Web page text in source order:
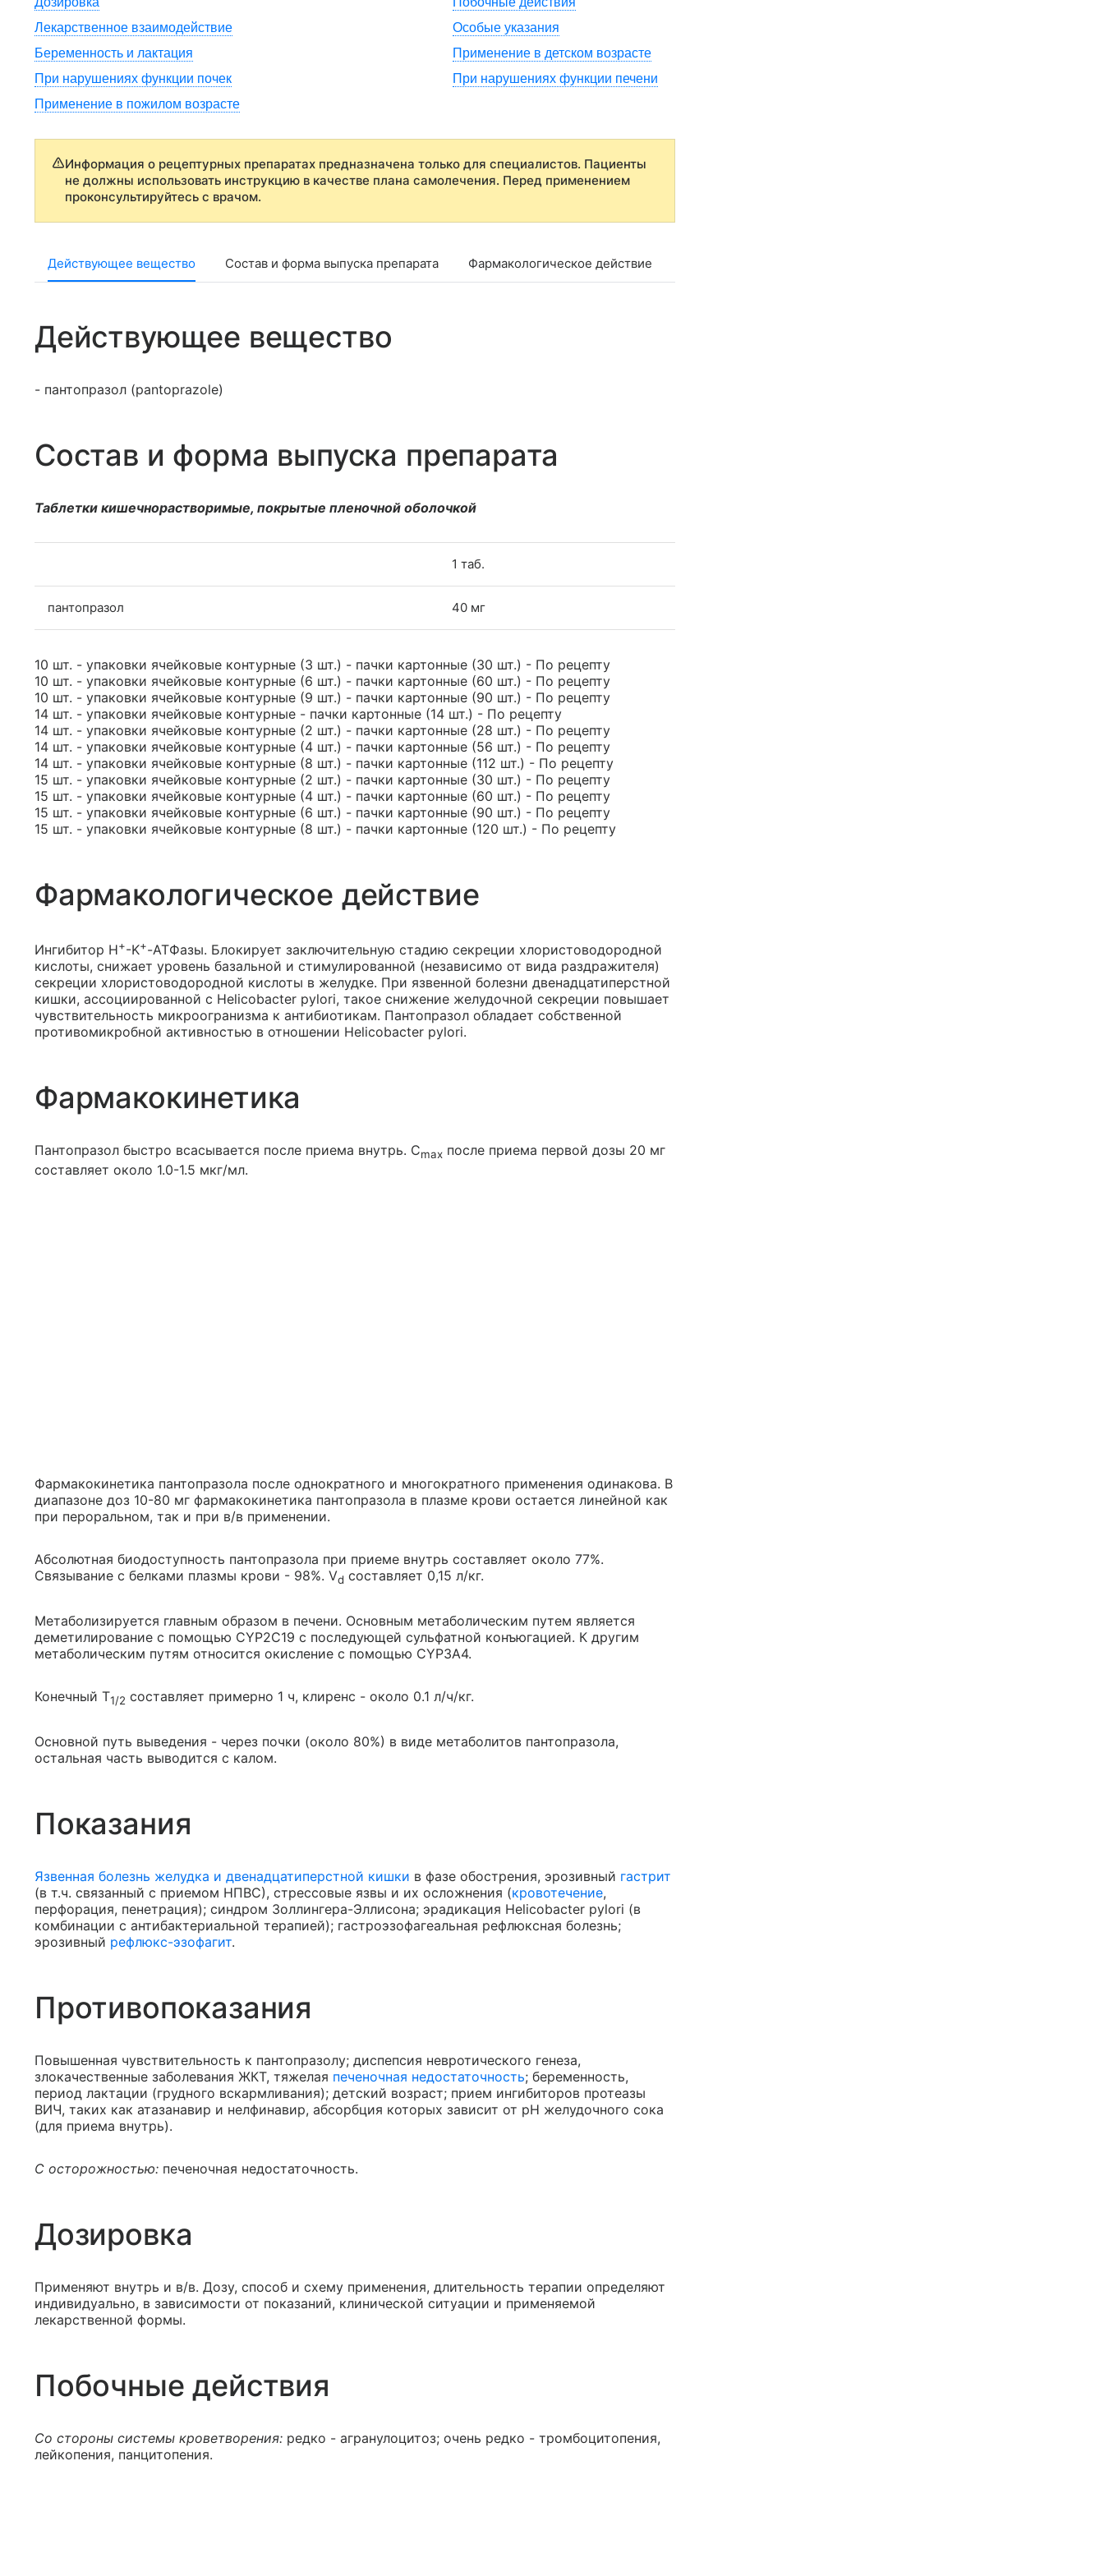
Лекарственное взаимодействие
Особые указания
Беременность и лактация
Применение в детском возрасте
При нарушениях функции почек
При нарушениях функции печени
Применение в пожилом возрасте
Информация о рецептурных препаратах предназначена только для специалистов. Пациенты
не должны использовать инструкцию в качестве плана самолечения. Перед применением
проконсультируйтесь с врачом.
Действующее вещество Состав и форма выпуска препарата Фармакологическое действие
Действующее вещество
- пантопразол (pantoprazole)
Состав и форма выпуска препарата
Таблетки кишечнорастворимые, покрытые пленочной оболочкой
1 таб.
пантопразол 40 мг
10 шт. - упаковки ячейковые контурные (3 шт.) - пачки картонные (30 шт.) - По рецепту
10 шт. - упаковки ячейковые контурные (6 шт.) - пачки картонные (60 шт.) - По рецепту
10 шт. - упаковки ячейковые контурные (9 шт.) - пачки картонные (90 шт.) - По рецепту
14 шт. - упаковки ячейковые контурные - пачки картонные (14 шт.) - По рецепту
14 шт. - упаковки ячейковые контурные (2 шт.) - пачки картонные (28 шт.) - По рецепту
14 шт. - упаковки ячейковые контурные (4 шт.) - пачки картонные (56 шт.) - По рецепту
14 шт. - упаковки ячейковые контурные (8 шт.) - пачки картонные (112 шт.) - По рецепту
15 шт. - упаковки ячейковые контурные (2 шт.) - пачки картонные (30 шт.) - По рецепту
15 шт. - упаковки ячейковые контурные (4 шт.) - пачки картонные (60 шт.) - По рецепту
15 шт. - упаковки ячейковые контурные (6 шт.) - пачки картонные (90 шт.) - По рецепту
15 шт. - упаковки ячейковые контурные (8 шт.) - пачки картонные (120 шт.) - По рецепту
Фармакологическое действие
Ингибитор H+-K+-АТФазы. Блокирует заключительную стадию секреции хлористоводородной
кислоты, снижает уровень базальной и стимулированной (независимо от вида раздражителя)
секреции хлористоводородной кислоты в желудке. При язвенной болезни двенадцатиперстной
кишки, ассоциированной с Helicobacter pylori, такое снижение желудочной секреции повышает
чувствительность микроогранизма к антибиотикам. Пантопразол обладает собственной
противомикробной активностью в отношении Helicobacter pylori.
Фармакокинетика
Пантопразол быстро всасывается после приема внутрь. Сmax после приема первой дозы 20 мг
составляет около 1.0-1.5 мкг/мл.
Фармакокинетика пантопразола после однократного и многократного применения одинакова. В
диапазоне доз 10-80 мг фармакокинетика пантопразола в плазме крови остается линейной как
при пероральном, так и при в/в применении.
Абсолютная биодоступность пантопразола при приеме внутрь составляет около 77%.
Связывание с белками плазмы крови - 98%. Vd составляет 0,15 л/кг.
Метаболизируется главным образом в печени. Основным метаболическим путем является
деметилирование с помощью CYP2C19 с последующей сульфатной конъюгацией. К другим
метаболическим путям относится окисление с помощью CYP3A4.
Конечный T1/2 составляет примерно 1 ч, клиренс - около 0.1 л/ч/кг.
Основной путь выведения - через почки (около 80%) в виде метаболитов пантопразола,
остальная часть выводится с калом.
Показания
Язвенная болезнь желудка и двенадцатиперстной кишки в фазе обострения, эрозивный гастрит
(в т.ч. связанный с приемом НПВС), стрессовые язвы и их осложнения (кровотечение,
перфорация, пенетрация); синдром Золлингера-Эллисона; эрадикация Helicobacter pylori (в
комбинации с антибактериальной терапией); гастроэзофагеальная рефлюксная болезнь;
эрозивный рефлюкс-эзофагит.
Противопоказания
Повышенная чувствительность к пантопразолу; диспепсия невротического генеза,
злокачественные заболевания ЖКТ, тяжелая печеночная недостаточность; беременность,
период лактации (грудного вскармливания); детский возраст; прием ингибиторов протеазы
ВИЧ, таких как атазанавир и нелфинавир, абсорбция которых зависит от pH желудочного сока
(для приема внутрь).
С осторожностью: печеночная недостаточность.
Дозировка
Применяют внутрь и в/в. Дозу, способ и схему применения, длительность терапии определяют
индивидуально, в зависимости от показаний, клинической ситуации и применяемой
лекарственной формы.
Побочные действия
Со стороны системы кроветворения: редко - агранулоцитоз; очень редко - тромбоцитопения,
лейкопения, панцитопения.